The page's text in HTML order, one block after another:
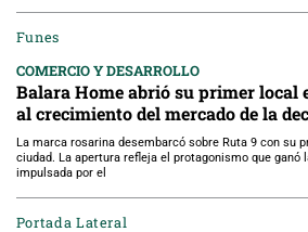
Funes
COMERCIO Y DESARROLLO
Balara Home abrió su primer local
al crecimiento del mercado de la
La marca rosarina desembarcó sobre Ruta 9 con su
ciudad. La apertura refleja el protagonismo que ganó
impulsada por el
Portada Lateral